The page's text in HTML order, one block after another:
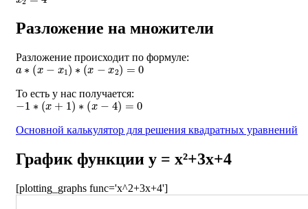
Разложение на множители
Разложение происходит по формуле:
a ∗(x−x1)∗ (x−x2)=0
То есть у нас получается:
−1∗(x+1)∗(x−4)=0
Основной калькулятор для решения квадратных уравнений
График функции y = x²+3x+4
[plotting_graphs func='x^2+3x+4']